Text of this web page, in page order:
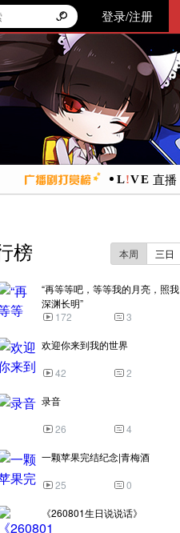
登录/注册
直播
本周 三日
榜
“再等等吧，等等我的月亮，照我
深渊长明”
172
3
欢迎你来到我的世界
42 2
录音
26 4
一颗苹果完结纪念|青梅酒
25 0
《260801生日说说话》